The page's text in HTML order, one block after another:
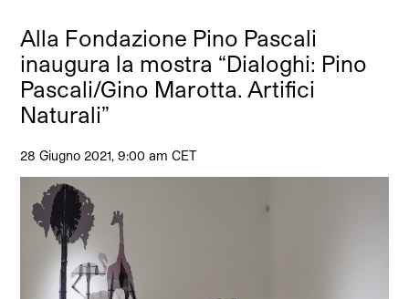
Alla Fondazione Pino Pascali
inaugura la mostra “Dialoghi: Pino
Pascali/Gino Marotta. Artifici
Naturali”
28 Giugno 2021, 9:00 am CET